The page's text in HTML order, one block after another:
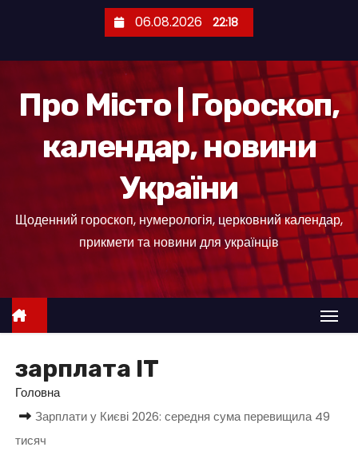
е
06.08.2026 22:18
Про Місто | Гороскоп,
календар, новини
України
Щоденний гороскоп, нумерологія, церковний календар,
прикмети та новини для українців
зарплата ІТ
Головна
Зарплати у Києві 2026: середня сума перевищила 49
тисяч